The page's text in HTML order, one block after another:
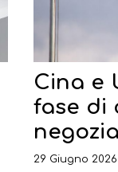
Cina e
fase di
29 Giugno 2026